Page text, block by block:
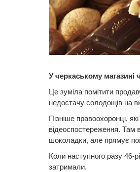
У черкаському магазині
Це зуміла помітити
недостачу солодощів на
Пізніше правоохоронці,
відеоспостереження. Там
шоколадки, але прямує
Коли наступного разу 46-
затримали.